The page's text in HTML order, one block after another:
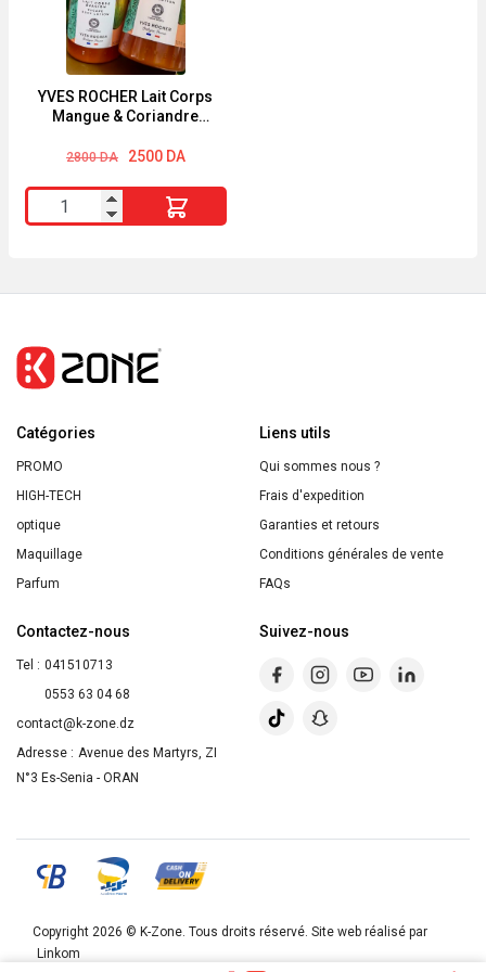
Surgras
Visage
Corps
400ml
YVES ROCHER Lait Corps
Mangue & Coriandre
2800DA
Le
initial
était :
2800 DA.
2500 DA
Le
actuel
est :
2500 DA.
quantité
de
Corps
Mangue
Coriandre
390ml
Catégories
PROMO
HIGH-TECH
optique
Maquillage
Parfum
Liens utils
Qui sommes nous ?
Frais d'expedition
Garanties et retours
Conditions générales de vente
FAQs
Contactez-nous
Tel : 041510713
0553 63 04 68
contact@k-zone.dz
Adresse : Avenue des Martyrs, ZI
N°3 Es-Senia - ORAN
Suivez-nous
Copyright 2026 © K-Zone. Tous droits réservé. Site web réalisé par
Linkom